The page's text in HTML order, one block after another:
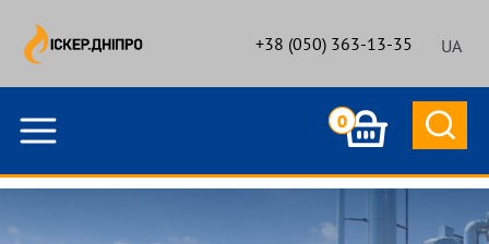
+38 (050) 363-13-35 UA
0